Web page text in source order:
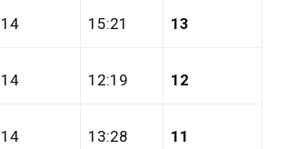
14 15:21 13
14 12:19 12
14 13:28 11